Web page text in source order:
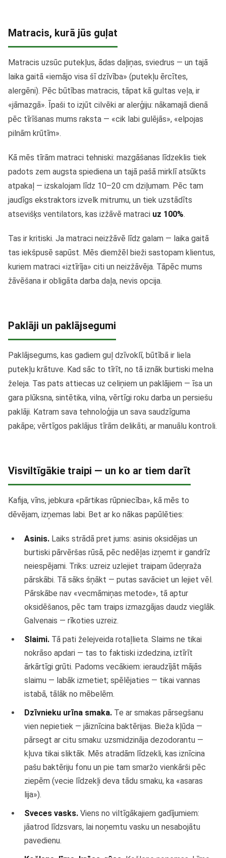
Matracis, kurā jūs guļat
Matracis uzsūc putekļus, ādas daļiņas, sviedrus — un tajā
laika gaitā «iemājo visa šī dzīvība» (putekļu ērcītes,
alergēni). Pēc būtības matracis, tāpat kā gultas veļa, ir
«jāmazgā». Īpaši to izjūt cilvēki ar alerģiju: nākamajā dienā
pēc tīrīšanas mums raksta — «cik labi gulējās», «elpojas
pilnām krūtīm».
Kā mēs tīrām matraci tehniski: mazgāšanas līdzeklis tiek
padots zem augsta spiediena un tajā pašā mirklī atsūkts
atpakaļ — izskalojam līdz 10–20 cm dziļumam. Pēc tam
jaudīgs ekstraktors izvelk mitrumu, un tiek uzstādīts
atsevišķs ventilators, kas izžāvē matraci uz 100%.
Tas ir kritiski. Ja matraci neizžāvē līdz galam — laika gaitā
tas iekšpusē sapūst. Mēs diemžēl bieži sastopam klientus,
kuriem matraci «iztīrīja» citi un neizžāvēja. Tāpēc mums
žāvēšana ir obligāta darba daļa, nevis opcija.
Paklāji un paklājsegumi
Paklājsegums, kas gadiem guļ dzīvoklī, būtībā ir liela
putekļu krātuve. Kad sāc to tīrīt, no tā iznāk burtiski melna
želeja. Tas pats attiecas uz celiņiem un paklājiem — īsa un
gara plūksna, sintētika, vilna, vērtīgi roku darba un persiešu
paklāji. Katram sava tehnoloģija un sava saudzīguma
pakāpe; vērtīgos paklājus tīrām delikāti, ar manuālu kontroli.
Visviltīgākie traipi — un ko ar tiem darīt
Kafija, vīns, jebkura «pārtikas rūpniecība», kā mēs to
dēvējam, izņemas labi. Bet ar ko nākas papūlēties:
Asinis. Laiks strādā pret jums: asinis oksidējas un
burtiski pārvēršas rūsā, pēc nedēļas izņemt ir gandrīz
neiespējami. Triks: uzreiz uzlejiet traipam ūdeņraža
pārskābi. Tā sāks šņākt — putas savāciet un lejiet vēl.
Pārskābe nav «vecmāmiņas metode», tā aptur
oksidēšanos, pēc tam traips izmazgājas daudz vieglāk.
Galvenais — rīkoties uzreiz.
Slaimi. Tā pati želejveida rotaļlieta. Slaims ne tikai
nokrāso apdari — tas to faktiski izdedzina, iztīrīt
ārkārtīgi grūti. Padoms vecākiem: ieraudzījāt mājās
slaimu — labāk izmetiet; spēlējaties — tikai vannas
istabā, tālāk no mēbelēm.
Dzīvnieku urīna smaka. Te ar smakas pārsegšanu
vien nepietiek — jāiznīcina baktērijas. Bieža kļūda —
pārsegt ar citu smaku: uzsmidzināja dezodorantu —
kļuva tikai sliktāk. Mēs atradām līdzekli, kas iznīcina
pašu baktēriju fonu un pie tam smaržo vienkārši pēc
ziepēm (vecie līdzekļi deva tādu smaku, ka «asaras
lija»).
Sveces vasks. Viens no viltīgākajiem gadījumiem:
jāatrod līdzsvars, lai noņemtu vasku un nesabojātu
pavedienu.